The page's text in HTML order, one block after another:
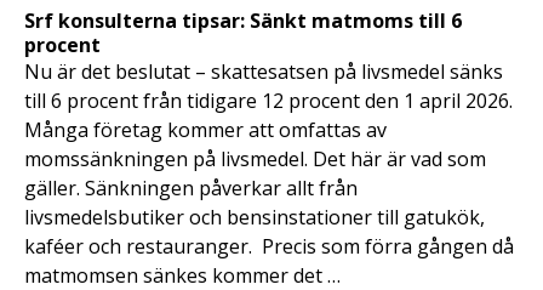
Srf konsulterna tipsar: Sänkt matmoms till 6
procent
Nu är det beslutat – skattesatsen på livsmedel sänks
till 6 procent från tidigare 12 procent den 1 april 2026.
Många företag kommer att omfattas av
momssänkningen på livsmedel. Det här är vad som
gäller. Sänkningen påverkar allt från
livsmedelsbutiker och bensinstationer till gatukök,
kaféer och restauranger. Precis som förra gången då
matmomsen sänkes kommer det …